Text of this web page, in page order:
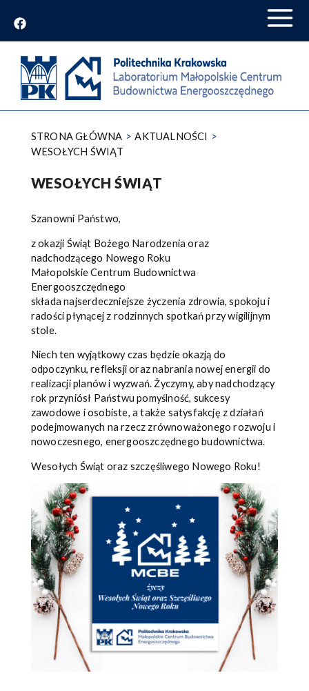
STRONA GŁÓWNA
AKTUALNOŚCI
WESOŁYCH ŚWIĄT
WESOŁYCH ŚWIĄT
Szanowni Państwo,
z okazji Świąt Bożego Narodzenia oraz
nadchodzącego Nowego Roku
Małopolskie Centrum Budownictwa
Energooszczędnego
składa najserdeczniejsze życzenia zdrowia, spokoju i
radości płynącej z rodzinnych spotkań przy wigilijnym
stole.
Niech ten wyjątkowy czas będzie okazją do
odpoczynku, refleksji oraz nabrania nowej energii do
realizacji planów i wyzwań. Życzymy, aby nadchodzący
rok przyniósł Państwu pomyślność, sukcesy
zawodowe i osobiste, a także satysfakcję z działań
podejmowanych na rzecz zrównoważonego rozwoju i
nowoczesnego, energooszczędnego budownictwa.
Wesołych Świąt oraz szczęśliwego Nowego Roku!